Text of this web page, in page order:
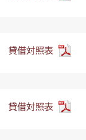
貸借対照表
貸借対照表